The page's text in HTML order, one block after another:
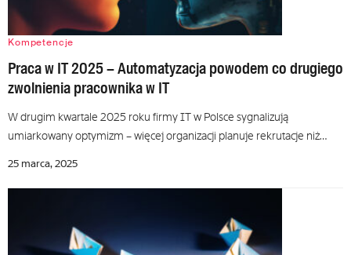
Kompetencje
Praca w IT 2025 – Automatyzacja powodem co drugiego
zwolnienia pracownika w IT
W drugim kwartale 2025 roku firmy IT w Polsce sygnalizują
umiarkowany optymizm – więcej organizacji planuje rekrutacje niż…
25 marca, 2025